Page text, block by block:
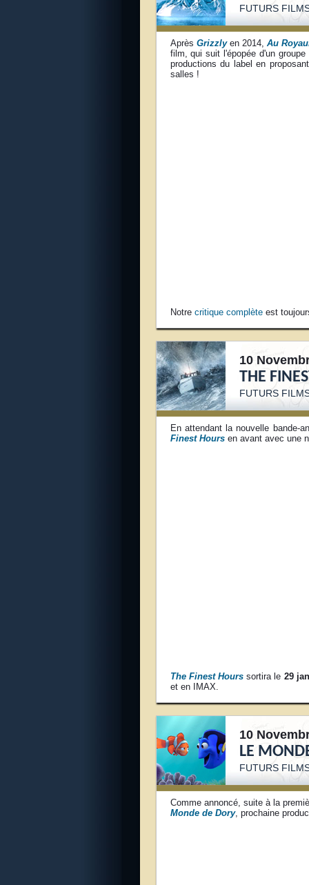
FUTURS
Après Grizzlyen 2014,Au
film, qui suit l'épopée d'un
productions du label en
salles !
Notrecritique complèteest
10
THE
FUTURS
En attendant la nouvelle bande-
Finest Hoursen avant avec une
The Finest Hourssortira le 29
et en IMAX.
10
LE
FUTURS
Comme annoncé, suite à la
Monde de Dory, prochaine